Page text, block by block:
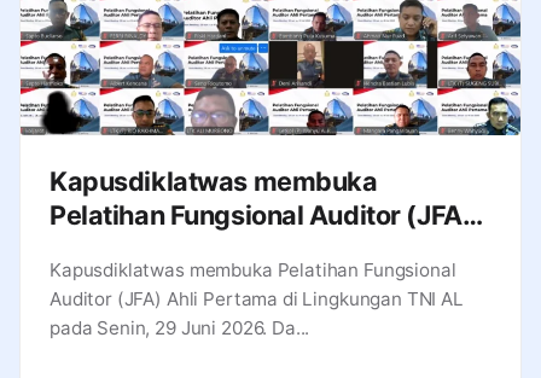
Kapusdiklatwas membuka
Pelatihan Fungsional Auditor (JFA)
Kapusdiklatwas membuka Pelatihan Fungsional
Auditor (JFA) Ahli Pertama di Lingkungan TNI AL
pada Senin, 29 Juni 2026. Da...